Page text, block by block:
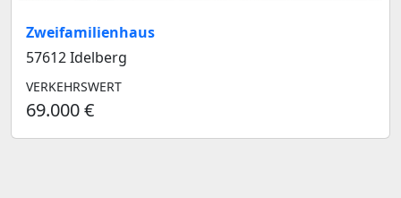
Zweifamilienhaus
57612 Idelberg
VERKEHRSWERT
69.000 €